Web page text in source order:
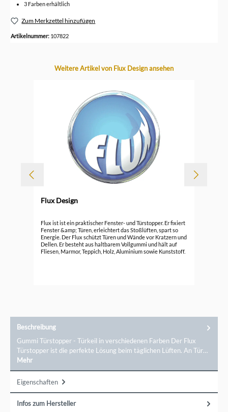
3 Farben erhältlich
Zum Merkzettel hinzufügen
Artikelnummer: 107822
Produktgalerie überspringen
Weitere Artikel von Flux Design ansehen
Flux Design
Flux ist ist ein praktischer Fenster- und Türstopper. Er fixiert
Fenster &amp; Türen, erleichtert das Stoßlüften, spart so
Energie. Der Flux schützt Türen und Wände vor Kratzern und
Dellen. Er besteht aus haltbarem Vollgummi und hält auf
Fliesen, Marmor, Teppich, Holz, Aluminium sowie Kunststoff.
Beschreibung
Gummi Türstopper - Türkeil in verschiedenen Farben Der Flux
Türstopper ist die perfekte Lösung beim täglichen Lüften. An Tür…
Mehr
Eigenschaften
Infos zum Hersteller